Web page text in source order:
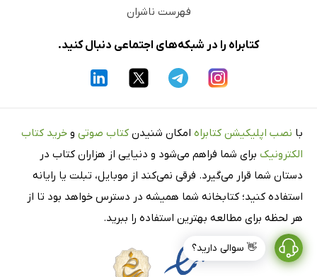
👋 سوالی دارید؟
فهرست ناشران
کتابراه را در شبکه‌های اجتماعی دنبال کنید.
با نصب اپلیکیشن کتابراه امکان شنیدن کتاب صوتی و خرید کتاب
الکترونیک برای شما فراهم می‌شود و دنیایی از هزاران کتاب در
دستان شما قرار می‌گیرد. فرقی نمی‌کند از موبایل، تبلت یا رایانه
استفاده کنید؛ کتابخانه شما همیشه در دسترس خواهد بود تا از
هر لحظه برای مطالعه بهترین استفاده را ببرید.